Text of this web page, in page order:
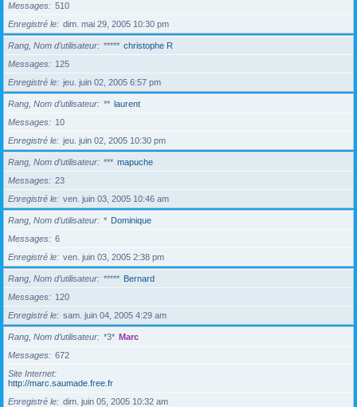
Messages
510
Enregistré le
dim. mai 29, 2005 10:30 pm
Rang, Nom d’utilisateur ***** christophe R
Messages
125
Enregistré le
jeu. juin 02, 2005 6:57 pm
Rang, Nom d’utilisateur ** laurent
Messages
10
Enregistré le
jeu. juin 02, 2005 10:30 pm
Rang, Nom d’utilisateur *** mapuche
Messages
23
Enregistré le
ven. juin 03, 2005 10:46 am
Rang, Nom d’utilisateur * Dominique
Messages
6
Enregistré le
ven. juin 03, 2005 2:38 pm
Rang, Nom d’utilisateur ***** Bernard
Messages
120
Enregistré le
sam. juin 04, 2005 4:29 am
Rang, Nom d’utilisateur *3* Marc
Messages
672
Site Internet
http://marc.saumade.free.fr
Enregistré le
dim. juin 05, 2005 10:32 am